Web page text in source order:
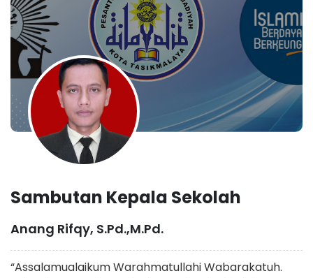
Sambutan Kepala Sekolah
Anang Rifqy, S.Pd.,M.Pd.
“Assalamualaikum Warahmatullahi Wabarakatuh.